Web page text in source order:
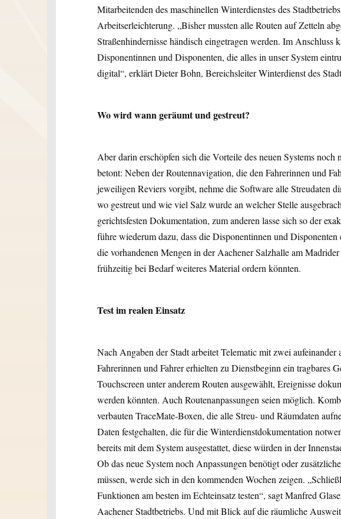
Mitarbeitenden des maschinellen Winterdienstes des
Arbeitserleichterung. „Bisher mussten alle Routen auf Zetteln
Straßenhindernisse händisch eingetragen werden. Im Anschluss
Disponentinnen und Disponenten, die alles in unser System
digital“, erklärt Dieter Bohn, Bereichsleiter Winterdienst des
Wo wird wann geräumt und gestreut?
Aber darin erschöpfen sich die Vorteile des neuen Systems
betont: Neben der Routennavigation, die den Fahrerinnen und
jeweiligen Reviers vorgibt, nehme die Software alle Streudaten
wo gestreut und wie viel Salz wurde an welcher Stelle
gerichtsfesten Dokumentation, zum anderen lasse sich so der
führe wiederum dazu, dass die Disponentinnen und
die vorhandenen Mengen in der Aachener Salzhalle am
frühzeitig bei Bedarf weiteres Material ordern könnten.
Test im realen Einsatz
Nach Angaben der Stadt arbeitet Telematic mit zwei aufeinander
Fahrerinnen und Fahrer erhielten zu Dienstbeginn ein tragbares
Touchscreen unter anderem Routen ausgewählt, Ereignisse
werden könnten. Auch Routenanpassungen seien möglich.
verbauten TraceMate-Boxen, die alle Streu- und Räumdaten
Daten festgehalten, die für die Winterdienstdokumentation
bereits mit dem System ausgestattet, diese würden in der
Ob das neue System noch Anpassungen benötigt oder
müssen, werde sich in den kommenden Wochen zeigen.
Funktionen am besten im Echteinsatz testen“, sagt Manfred
Aachener Stadtbetriebs. Und mit Blick auf die räumliche